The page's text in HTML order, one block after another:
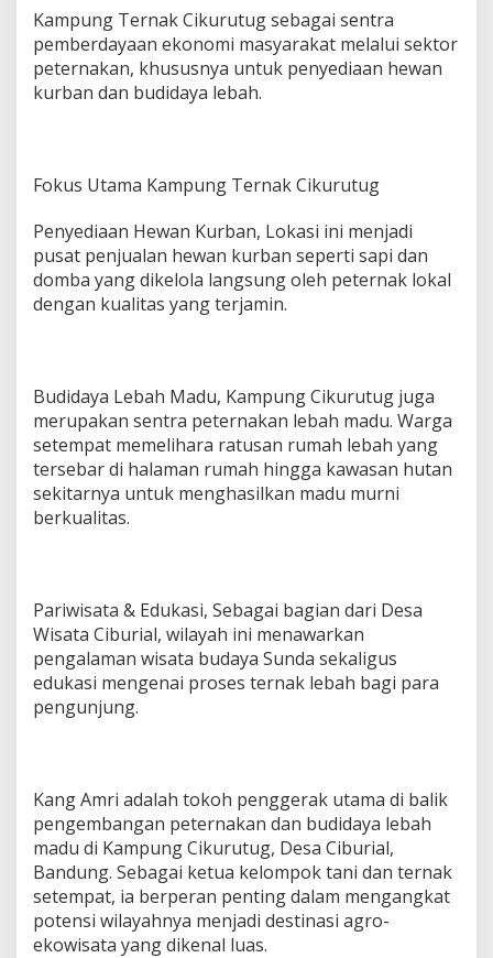
a
n
n
y
a
Kampung Ternak Cikurutug sebagai sentra
pemberdayaan ekonomi masyarakat melalui sektor
peternakan, khususnya untuk penyediaan hewan
kurban dan budidaya lebah.
Fokus Utama Kampung Ternak Cikurutug
Penyediaan Hewan Kurban, Lokasi ini menjadi
pusat penjualan hewan kurban seperti sapi dan
domba yang dikelola langsung oleh peternak lokal
dengan kualitas yang terjamin.
Budidaya Lebah Madu, Kampung Cikurutug juga
merupakan sentra peternakan lebah madu. Warga
setempat memelihara ratusan rumah lebah yang
tersebar di halaman rumah hingga kawasan hutan
sekitarnya untuk menghasilkan madu murni
berkualitas.
Pariwisata & Edukasi, Sebagai bagian dari Desa
Wisata Ciburial, wilayah ini menawarkan
pengalaman wisata budaya Sunda sekaligus
edukasi mengenai proses ternak lebah bagi para
pengunjung.
Kang Amri adalah tokoh penggerak utama di balik
pengembangan peternakan dan budidaya lebah
madu di Kampung Cikurutug, Desa Ciburial,
Bandung. Sebagai ketua kelompok tani dan ternak
setempat, ia berperan penting dalam mengangkat
potensi wilayahnya menjadi destinasi agro-
ekowisata yang dikenal luas.